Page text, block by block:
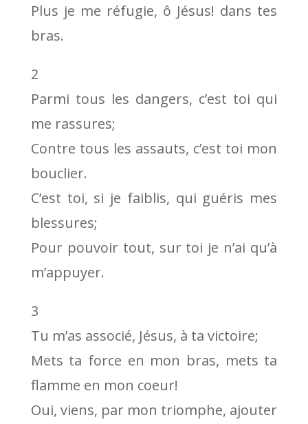
Plus je me réfugie, ô Jésus! dans tes
bras.
2
Parmi tous les dangers, c’est toi qui
me rassures;
Contre tous les assauts, c’est toi mon
bouclier.
C’est toi, si je faiblis, qui guéris mes
blessures;
Pour pouvoir tout, sur toi je n’ai qu’à
m’appuyer.
3
Tu m’as associé, Jésus, à ta victoire;
Mets ta force en mon bras, mets ta
flamme en mon coeur!
Oui, viens, par mon triomphe, ajouter